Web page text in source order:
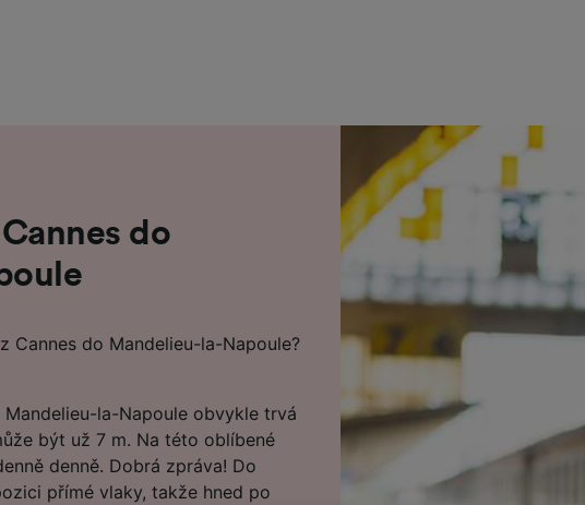
do
Cannes do Mandelieu-la-Napoule?
la-Napoule obvykle trvá
být už 7 m. Na této oblíbené
denně. Dobrá zpráva! Do
přímé vlaky, takže hned po